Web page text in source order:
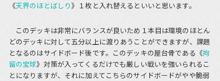
《天界のほとばしり》１枚と入れ替えるといいと思います。
このデッキは非常にバランスが良いため１本目は環境のほとん
どのデッキに対して五分以上に渡りあうことができますが、課題
となるのはサイドボード後です。このデッキの屋台骨である《拘
留の宝球》対策が入ってくるだけでも厳しい戦いを強いられるこ
とになりますが、それに加えてこちらのサイドボードがやや脆弱